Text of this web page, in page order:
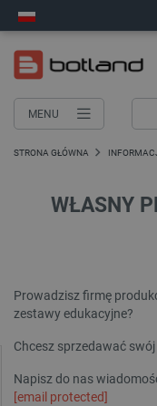
MENU
STRONA GŁÓWNA
WŁASNY
Prowadzisz firmę
zestawy edukacyjne?
Chcesz sprzedawać
Napisz do nas
[email protected]